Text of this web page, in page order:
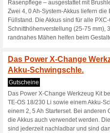
NUR FÜR
einem